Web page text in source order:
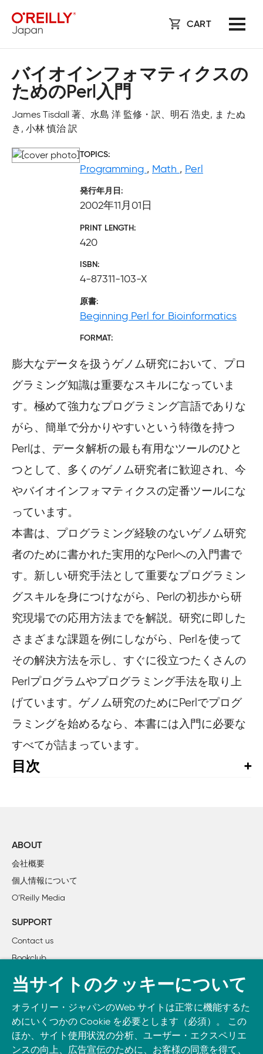
CART
バイオインフォマティクスの
ためのPerl入門
James Tisdall 著、水島 洋 監修・訳、明石 浩史, ま たぬ
き, 小林 慎治 訳
TOPICS
Programming , Math , Perl
発行年月日
2002年11月01日
PRINT LENGTH
420
ISBN
4-87311-103-X
原書
Beginning Perl for Bioinformatics
FORMAT
膨大なデータを扱うゲノム研究において、プロ
グラミング知識は重要なスキルになっていま
す。極めて強力なプログラミング言語でありな
がら、簡単で分かりやすいという特徴を持つ
Perlは、データ解析の最も有用なツールのひと
つとして、多くのゲノム研究者に歓迎され、今
やバイオインフォマティクスの定番ツールにな
っています。
本書は、プログラミング経験のないゲノム研究
者のために書かれた実用的なPerlへの入門書で
す。新しい研究手法として重要なプログラミン
グスキルを身につけながら、Perlの初歩から研
究現場での応用方法までを解説。研究に即した
さまざまな課題を例にしながら、Perlを使って
その解決方法を示し、すぐに役立つたくさんの
Perlプログラムやプログラミング手法を取り上
げています。ゲノム研究のためにPerlでプログ
ラミングを始めるなら、本書には入門に必要な
すべてが詰まっています。
目次
        この本について
        この本は誰のためのものか
        この本の構造
        表記規則
        コメントと質問
第1章　生物学とコンピュータサイエンス
        1.1　DNAについてのまとめ
        1.2　タンパク質の構成
        1.3　シリコンチップの上で
        1.4　計算の限界
第2章　Perlを始めよう
        2.1　低く長い学習曲線
        2.2　Perlの利点
ABOUT
会社概要
個人情報について
O’Reilly Media
SUPPORT
Contact us
Bookclub
書籍注文
Take O’Reilly with you and learn anywhere, anytime on your
phone
and tablet.
当サイトのクッキーについて
オライリー・ジャパンのWeb サイトは正常に機能するた
めにいくつかの Cookie を必要とします（必須）。 この
ほか、サイト使用状況の分析、ユーザー・エクスペリエ
ンスの向上、広告宣伝のために、お客様の同意を得て、